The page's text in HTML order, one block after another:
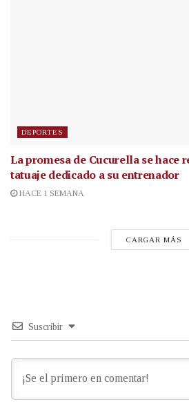
DEPORTES
La promesa de Cucurella se hace
tatuaje dedicado a su entrenador
HACE 1 SEMANA
CARGAR MÁS
Suscribir